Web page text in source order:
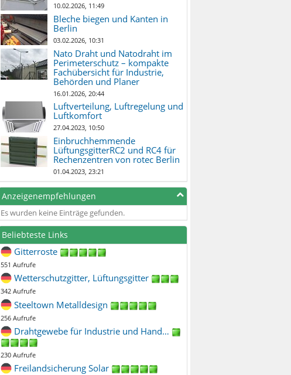
10.02.2026, 11:49
Bleche biegen und Kanten in
Berlin
03.02.2026, 10:31
Nato Draht und Natodraht im
Perimeterschutz – kompakte
Fachübersicht für Industrie,
Behörden und Planer
16.01.2026, 20:44
Luftverteilung, Luftregelung und
Luftkomfort
27.04.2023, 10:50
Einbruchhemmende
LüftungsgitterRC2 und RC4 für
Rechenzentren von rotec Berlin
01.04.2023, 23:21
Anzeigenempfehlungen
Es wurden keine Einträge gefunden.
Beliebteste Links
Gitterroste
551 Aufrufe
Wetterschutzgitter, Lüftungsgitter
342 Aufrufe
Steeltown Metalldesign
256 Aufrufe
Drahtgewebe für Industrie und Hand…
230 Aufrufe
Freilandsicherung Solar